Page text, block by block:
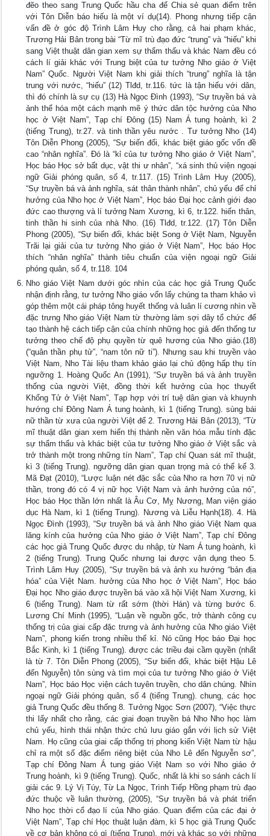
đẽo theo sang Trung Quốc hầu cha để Chia sẻ quan điểm trên
với Tôn Diễn báo hiếu là một ví dụ(14). Phong nhưng tiếp cận
vấn đề ở góc độ Trình Lâm Huy cho rằng, cả hai phạm khác,
Trương Hải Bân trong bài “Từ mĩ trù đạo đức “trung” và “hiếu” khi
sang Việt thuật dân gian xem sự thẩm thấu và khác Nam đều có
cách lí giải khác với Trung biệt của tư tưởng Nho giáo ở Việt
Nam” Quốc. Người Việt Nam khi giải thích “trung” nghĩa là tận
trung với nước, “hiếu” (12) Tlđd, tr.116. tức là tận hiếu với dân,
thì đó chính là sự cụ (13) Hà Ngọc Đình (1993), “Sự truyền bá và
ảnh thể hóa một cách mạnh mẽ ý thức dân tộc hưởng của Nho
học ở Việt Nam”, Tạp chí Đông (15) Nam Á tung hoành, kì 2
(tiếng Trung), tr.27. và tinh thần yêu nước . Tư tưởng Nho (14)
Tôn Diễn Phong (2005), “Sự biến đổi, khác biệt giáo gốc vốn đề
cao “nhân nghĩa”. Đó là “kỉ của tư tưởng Nho giáo ở Việt Nam”,
Học báo Học sở bất dục, vật thi ư nhân”, “xá sinh thủ viện ngoại
ngữ Giải phóng quân, số 4, tr.117. (15) Trình Lâm Huy (2005),
“Sự truyền bá và ảnh nghĩa, sát thân thành nhân”, chủ yếu để chỉ
hưởng của Nho học ở Việt Nam”, Học báo Đại học cảnh giới đạo
đức cao thượng và lí tưởng Nam Xương, kì 6, tr.122. hiến thân,
tinh thần hi sinh của nhà Nho. (16) Tlđd, tr.122. (17) Tôn Diễn
Phong (2005), “Sự biến đổi, khác biệt Song ở Việt Nam, Nguyễn
Trãi lại giải của tư tưởng Nho giáo ở Việt Nam”, Học báo Học
thích “nhân nghĩa” thành tiêu chuẩn của viện ngoại ngữ Giải
phóng quân, số 4, tr.118. 104
Nho giáo Việt Nam dưới góc nhìn của các học giả Trung Quốc
nhận định rằng, tư tưởng Nho giáo vốn lấy chúng ta tham khảo vì
góp thêm một cái pháp tông huyết thống và luân lí cương nhìn về
đặc trưng Nho giáo Việt Nam từ thường làm sợi dây tổ chức để
tạo thành hệ cách tiếp cận của chính những học giả đến thống tư
tưởng theo chế độ phụ quyền từ quê hương của Nho giáo.(18)
(“quân thần phụ tử”, “nam tôn nữ ti”). Nhưng sau khi truyền vào
Việt Nam, Nho Tài liệu tham khảo giáo lại chủ động hấp thụ tín
ngưỡng 1. Hoàng Quốc An (1991), “Sự truyền bá và ảnh truyền
thống của người Việt, đồng thời kết hưởng của học thuyết
Khổng Tử ở Việt Nam”, Tạp hợp với trí tuệ dân gian và khuynh
hướng chí Đông Nam Á tung hoành, kì 1 (tiếng Trung). sùng bái
nữ thần từ xưa của người Việt để 2. Trương Hải Bân (2013), “Từ
mĩ thuật dân gian xem hiển thị thành nền văn hóa mẫu tính đặc
sự thẩm thấu và khác biệt của tư tưởng Nho giáo ở Việt sắc và
trở thành một trong những tín Nam”, Tạp chí Quan sát mĩ thuật,
kì 3 (tiếng Trung). ngưỡng dân gian quan trọng mà có thể kể 3.
Mã Đạt (2010), “Lược luận nét đặc sắc của Nho ra hơn 70 vị nữ
thần, trong đó có 4 vị nữ học Việt Nam và ảnh hưởng của nó”,
Học báo Học thần lớn nhất là Âu Cơ, Mỵ Nương, Man viện giáo
dục Hà Nam, kì 1 (tiếng Trung). Nương và Liễu Hạnh(18). 4. Hà
Ngọc Đình (1993), “Sự truyền bá và ảnh Nho giáo Việt Nam qua
lăng kính của hưởng của Nho giáo ở Việt Nam”, Tạp chí Đông
các học giả Trung Quốc được du nhập, từ Nam Á tung hoành, kì
2 (tiếng Trung). Trung Quốc nhưng lại được vận dụng theo 5.
Trình Lâm Huy (2005), “Sự truyền bá và ảnh xu hướng “bản địa
hóa” của Việt Nam. hưởng của Nho học ở Việt Nam”, Học báo
Đại học Nho giáo được truyền bá vào xã hội Việt Nam Xương, kì
6 (tiếng Trung). Nam từ rất sớm (thời Hán) và từng bước 6.
Lương Chí Minh (1995), “Luận về nguồn gốc, trở thành công cụ
thống trị của giai cấp đặc trưng và ảnh hưởng của Nho giáo Việt
Nam”, phong kiến trong nhiều thế kỉ. Nó cũng Học báo Đại học
Bắc Kinh, kì 1 (tiếng Trung). được các triều đại cầm quyền (nhất
là từ 7. Tôn Diễn Phong (2005), “Sự biến đổi, khác biệt Hậu Lê
đến Nguyễn) tôn sùng và tìm mọi của tư tưởng Nho giáo ở Việt
Nam”, Học báo Học viện cách tuyên truyền, cho dân chúng. Nhìn
ngoại ngữ Giải phóng quân, số 4 (tiếng Trung). chung, các học
giả Trung Quốc đều thống 8. Tưởng Ngọc Sơn (2007), “Việc thực
thi lấy nhất cho rằng, các giai đoạn truyền bá Nho Nho học làm
chủ yếu, hình thái nhận thức chủ lưu giáo gắn với lịch sử Việt
Nam. Họ cũng của giai cấp thống trị phong kiến Việt Nam từ hậu
chỉ ra một số đặc điểm riêng biệt của Nho Lê đến Nguyễn sơ”,
Tạp chí Đông Nam Á tung giáo Việt Nam so với Nho giáo ở
Trung hoành, kì 9 (tiếng Trung). Quốc, nhất là khi so sánh cách lí
giải các 9. Lý Vị Túy, Từ La Ngọc, Trình Tiếp Hồng phạm trù đạo
đức thuộc về luân thường, (2005), “Sự truyền bá và phát triển
Nho học thời cổ đạo lí của Nho giáo. Quan điểm của các đại ở
Việt Nam”, Tạp chí Học thuật luận đàm, kì 5 học giả Trung Quốc
về cơ bản không có gì (tiếng Trung). mới và khác so với những